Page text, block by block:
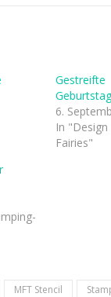
Gestreifte
6.
In
Fairies"
MFT Stencil